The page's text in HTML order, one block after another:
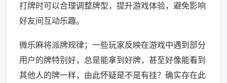
打牌时可以合理调整牌型，提升游戏体验，避免影响
好友间互动乐趣。
微乐麻将派牌规律；一些玩家反映在游戏中遇到部分
用户的牌特别好，总是能拿到好牌，甚至好像能看到
其他人的牌一样，由此怀疑是不是有挂？确实存在此